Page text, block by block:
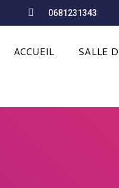
0681231343
ACCUEIL SALLE